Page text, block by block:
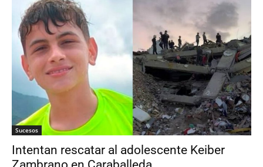
Sucesos
Intentan rescatar al adolescente Keiber